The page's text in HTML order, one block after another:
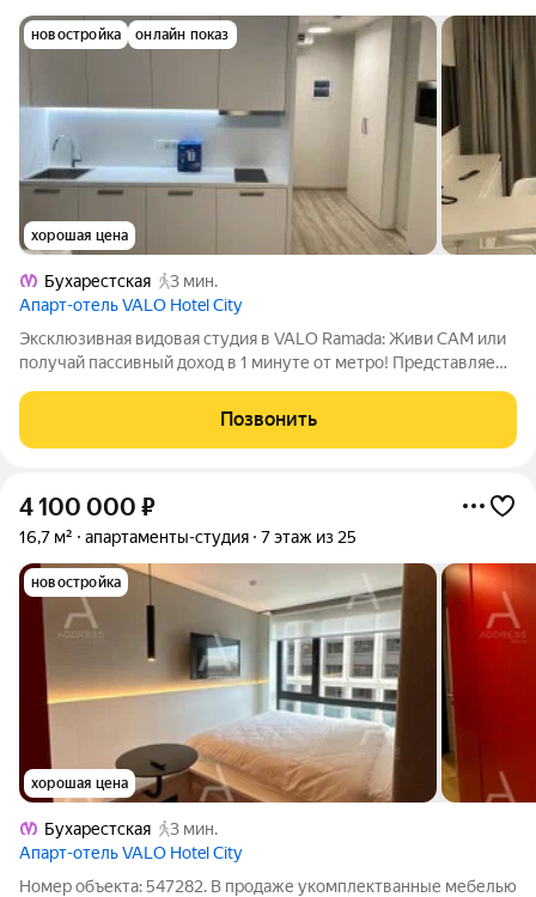
новостройка онлайн показ
хорошая цена
Бухарестская
3 мин.
Апарт-отель VALO Hotel City
Эксклюзивная видовая студия в VALO Ramada: Живи САМ или
получай пассивный доход в 1 минуте от метро! Представляем
студию в современном апарт-комплексе VALO Ramada,
расположенном в самом сердце
Позвонить
4 100 000 ₽
16,7 м² апартаменты-студия 7 этаж из 25
новостройка
хорошая цена
Бухарестская
3 мин.
Апарт-отель VALO Hotel City
Номер объекта: 547282. В продаже укомплектванные мебелью